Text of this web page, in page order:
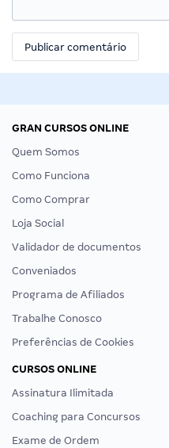
GRAN CURSOS ONLINE
Quem Somos
Como Funciona
Como Comprar
Loja Social
Validador de documentos
Conveniados
Programa de Afiliados
Trabalhe Conosco
Preferências de Cookies
CURSOS ONLINE
Assinatura Ilimitada
Coaching para Concursos
Exame de Ordem